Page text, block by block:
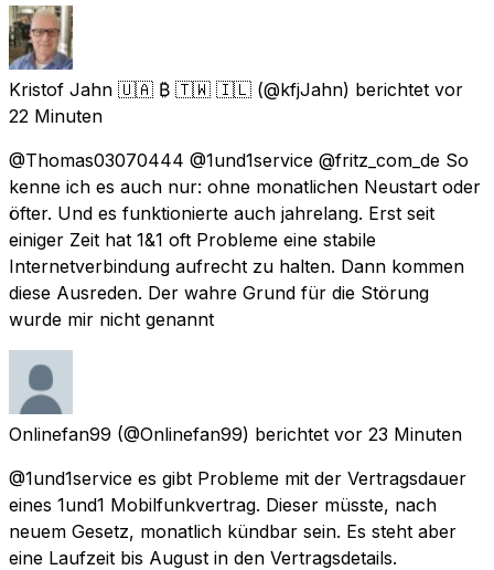
Kristof Jahn 🇺🇦 ₿ 🇹🇼 🇮🇱 (@kfjJahn) berichtet vor
22 Minuten
@Thomas03070444 @1und1service @fritz_com_de So
kenne ich es auch nur: ohne monatlichen Neustart oder
öfter. Und es funktionierte auch jahrelang. Erst seit
einiger Zeit hat 1&1 oft Probleme eine stabile
Internetverbindung aufrecht zu halten. Dann kommen
diese Ausreden. Der wahre Grund für die Störung
wurde mir nicht genannt
Onlinefan99 (@Onlinefan99) berichtet vor 23 Minuten
@1und1service es gibt Probleme mit der Vertragsdauer
eines 1und1 Mobilfunkvertrag. Dieser müsste, nach
neuem Gesetz, monatlich kündbar sein. Es steht aber
eine Laufzeit bis August in den Vertragsdetails.